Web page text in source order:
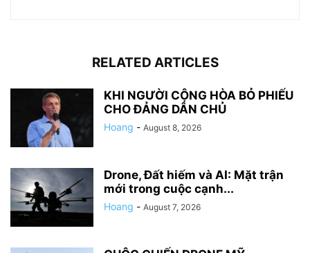
RELATED ARTICLES
KHI NGƯỜI CỘNG HÒA BỎ PHIẾU
CHO ĐẢNG DÂN CHỦ
Hoang - August 8, 2026
Drone, Đất hiếm và AI: Mặt trận
mới trong cuộc cạnh...
Hoang - August 7, 2026